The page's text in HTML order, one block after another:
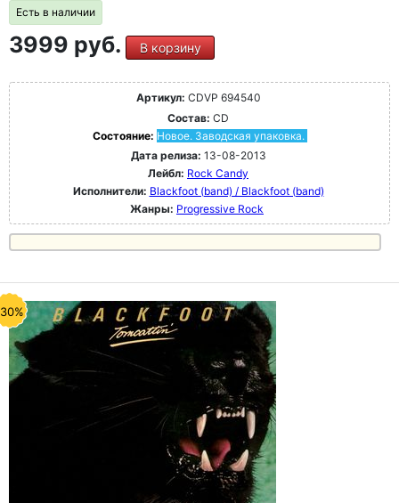
Есть в наличии
3999 руб. В корзину
Артикул: CDVP 694540
Состав: CD
Состояние: Новое. Заводская упаковка.
Дата релиза: 13-08-2013
Лейбл: Rock Candy
Исполнители: Blackfoot (band) / Blackfoot (band)
Жанры: Progressive Rock